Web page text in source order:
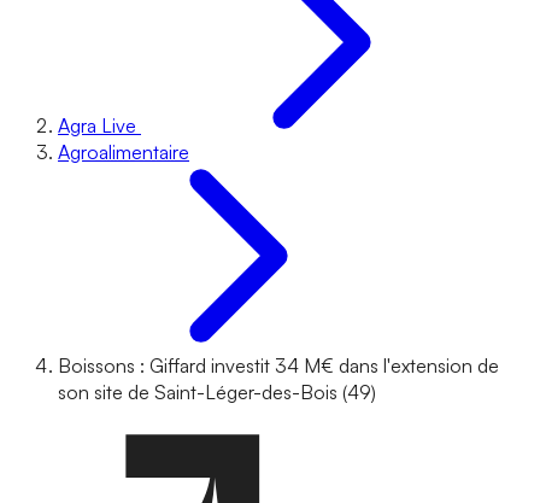
Agra Live
Agroalimentaire
Boissons : Giffard investit 34 M€ dans l'extension de
son site de Saint-Léger-des-Bois (49)